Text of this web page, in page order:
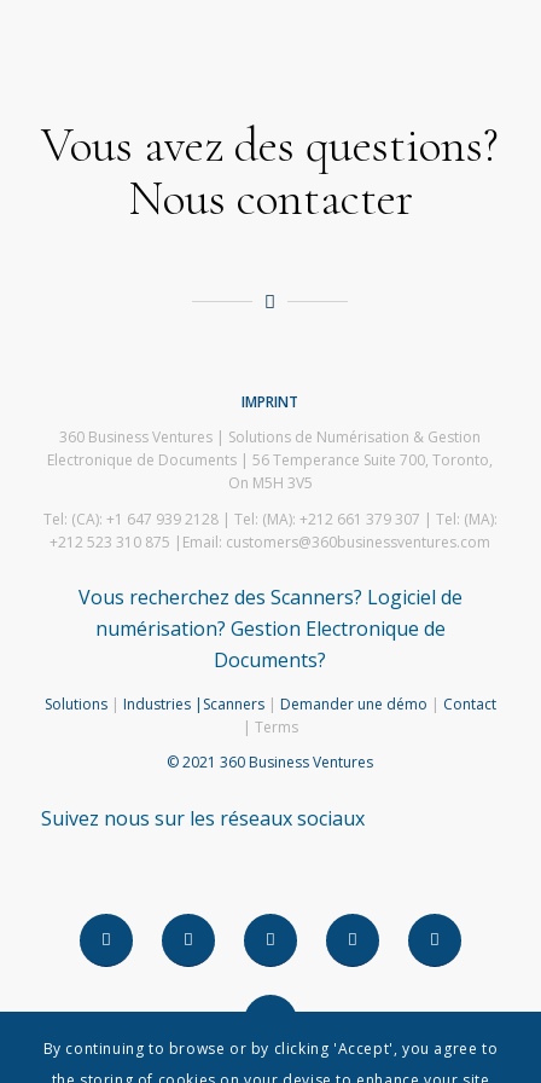
Vous avez des questions?
Nous contacter
IMPRINT
360 Business Ventures | Solutions de Numérisation & Gestion
Electronique de Documents | 56 Temperance Suite 700, Toronto,
On M5H 3V5
Tel: (CA): +1 647 939 2128 | Tel: (MA): +212 661 379 307 | Tel: (MA):
+212 523 310 875 |Email: customers@360businessventures.com
Vous recherchez des Scanners? Logiciel de
numérisation? Gestion Electronique de
Documents?
Solutions| Industries| Scanners| Demander une démo | Contact
| Terms
© 2021 360 Business Ventures
Suivez nous sur les réseaux sociaux
By continuing to browse or by clicking 'Accept', you agree to